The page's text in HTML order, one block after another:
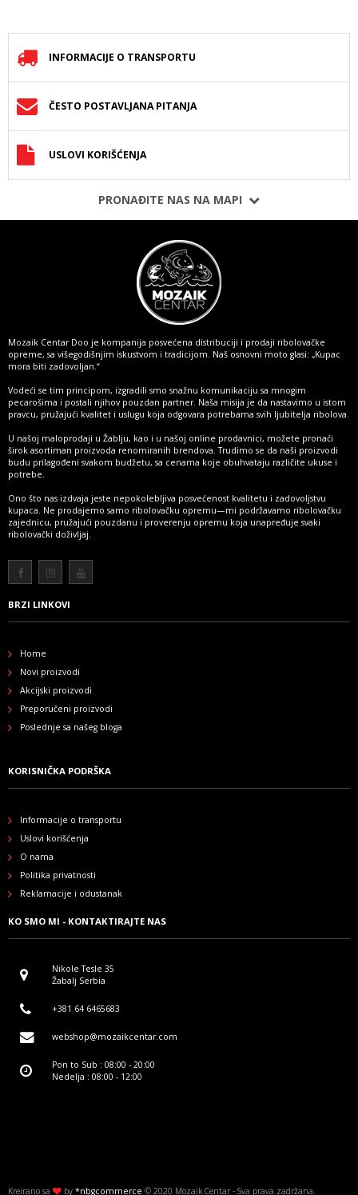
INFORMACIJE O TRANSPORTU
ČESTO POSTAVLJANA PITANJA
USLOVI KORIŠĆENJA
PRONAĐITE NAS NA MAPI
Mozaik Centar Doo je kompanija posvećena distribuciji i prodaji ribolovačke
opreme, sa višegodišnjim iskustvom i tradicijom. Naš osnovni moto glasi: „Kupac
mora biti zadovoljan.“
Vodeći se tim principom, izgradili smo snažnu komunikaciju sa mnogim
pecarošima i postali njihov pouzdan partner. Naša misija je da nastavimo u istom
pravcu, pružajući kvalitet i uslugu koja odgovara potrebama svih ljubitelja ribolova.
U našoj maloprodaji u Žablju, kao i u našoj online prodavnici, možete pronaći
širok asortiman proizvoda renomiranih brendova. Trudimo se da naši proizvodi
budu prilagođeni svakom budžetu, sa cenama koje obuhvataju različite ukuse i
potrebe.
Ono što nas izdvaja jeste nepokolebljiva posvećenost kvalitetu i zadovoljstvu
kupaca. Ne prodajemo samo ribolovačku opremu—mi podržavamo ribolovačku
zajednicu, pružajući pouzdanu i proverenju opremu koja unapređuje svaki
ribolovački doživljaj.
BRZI LINKOVI
Home
Novi proizvodi
Akcijski proizvodi
Preporučeni proizvodi
Poslednje sa našeg bloga
KORISNIČKA PODRŠKA
Informacije o transportu
Uslovi korišćenja
O nama
Politika privatnosti
Reklamacije i odustanak
KO SMO MI - KONTAKTIRAJTE NAS
Nikole Tesle 35
Žabalj Serbia
+381 64 6465683
webshop@mozaikcentar.com
Pon to Sub : 08:00 - 20:00
Nedelja : 08:00 - 12:00
Kreirano sa by *nbgcommerce © 2020 Mozaik Centar - Sva prava zadržana.